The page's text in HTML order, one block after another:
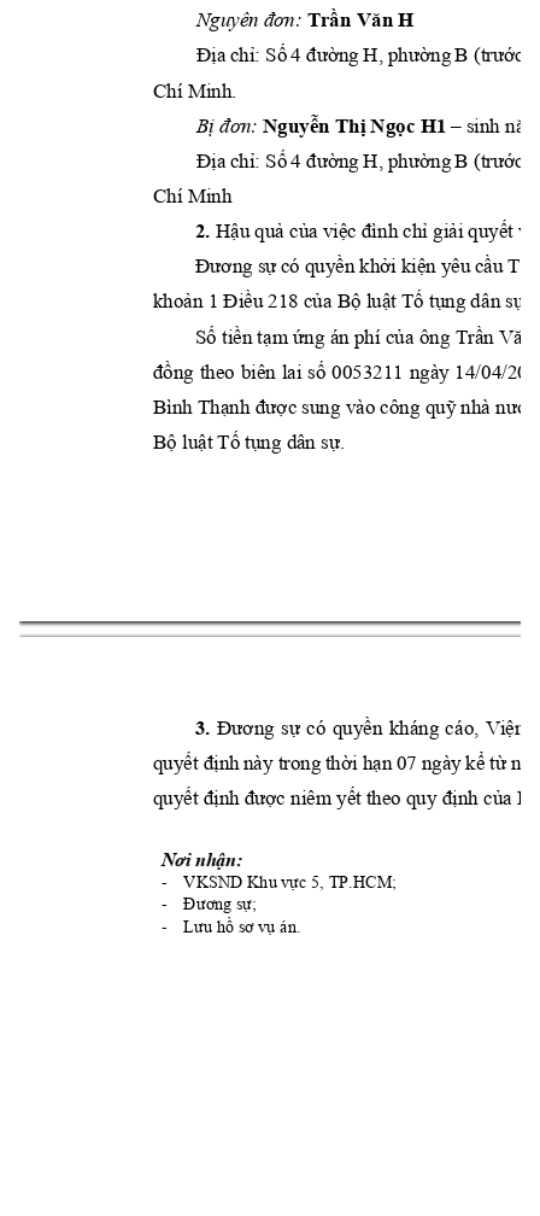
Nguyên đơn: Trần Văn H
Địa chỉ: Số 4 đườngH, phường B (trước
Chí Minh.
Bị đơn: Nguyễn Thị Ngọc H1 – sinh nă
Địa chỉ: Số 4 đườngH, phường B (trước
Chí Minh
2. Hậu quả của việc đình chỉ giải quyết
Đương sự có quyền khởi kiện yêu cầu
khoản 1 Điều 218 của Bộ luật Tố tụng dân sự.
Số tiền tạm ứng án phí của ông Trần Văn
đồng theo biên lai số 0053211 ngày 14/04/
Bình Thạnh được sung vào công quỹ nhà
Bộ luật Tố tụng dân sự.
3. Đương sự có quyền kháng cáo, Viện
quyết định này trong thời hạn 07 ngày kể từ
quyết định được niêm yết theo quy định của
Nơi nhận:
- VKSND Khu vực 5, TP.HCM;
-
Đương sự;
-
Lưu hồ sơ vụ án.